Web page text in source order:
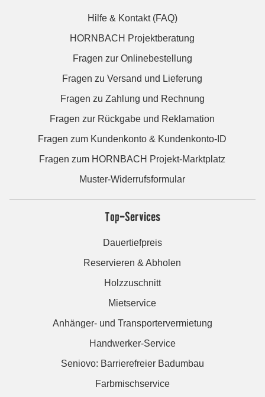
Hilfe & Kontakt (FAQ)
HORNBACH Projektberatung
Fragen zur Onlinebestellung
Fragen zu Versand und Lieferung
Fragen zu Zahlung und Rechnung
Fragen zur Rückgabe und Reklamation
Fragen zum Kundenkonto & Kundenkonto-ID
Fragen zum HORNBACH Projekt-Marktplatz
Muster-Widerrufsformular
Top-Services
Dauertiefpreis
Reservieren & Abholen
Holzzuschnitt
Mietservice
Anhänger- und Transportervermietung
Handwerker-Service
Seniovo: Barrierefreier Badumbau
Farbmischservice